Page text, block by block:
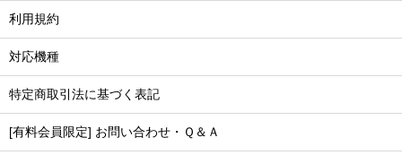
利用規約
対応機種
特定商取引法に基づく表記
[有料会員限定] お問い合わせ・Ｑ＆Ａ